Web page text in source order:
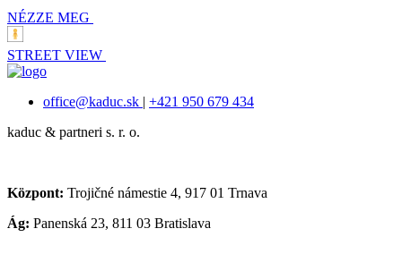
NÉZZE MEG
STREET VIEW
office@kaduc.sk | +421 950 679 434
kaduc & partneri s. r. o.
Központ: Trojičné námestie 4, 917 01 Trnava
Ág: Panenská 23, 811 03 Bratislava